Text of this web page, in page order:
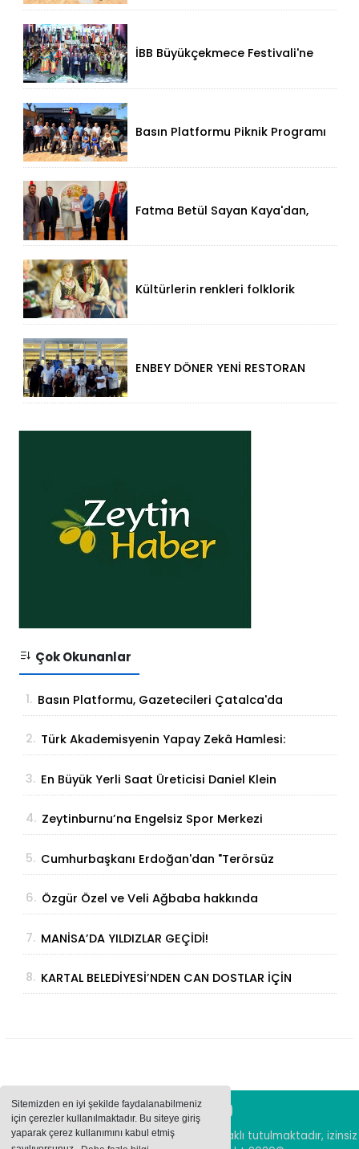
Sitemizden en iyi şekilde faydalanabilmeniz
için çerezler kullanılmaktadır. Bu siteye giriş
yaparak çerez kullanımını kabul etmiş
İBB Büyükçekmece Festivali'ne
Basın Platformu Piknik Programı
Fatma Betül Sayan Kaya'dan,
Kültürlerin renkleri folklorik
ENBEY DÖNER YENİ RESTORAN
Çok Okunanlar
1. Basın Platformu, Gazetecileri Çatalca'da
Buluşturdu
2. Türk Akademisyenin Yapay Zekâ Hamlesi:
3. En Büyük Yerli Saat Üreticisi Daniel Klein
İhracat Atağına Kalktı
4. Zeytinburnu’na Engelsiz Spor Merkezi
5. Cumhurbaşkanı Erdoğan'dan "Terörsüz
Türkiye" Açıklaması: "Milli Birliğimizi
Perçinleyecek"
6. Özgür Özel ve Veli Ağbaba hakkında
7. MANİSA’DA YILDIZLAR GEÇİDİ!
8. KARTAL BELEDİYESİ’NDEN CAN DOSTLAR İÇİN
Sitemizde bulunan içeriklerin tüm hakları saklı tutulmaktadır, izinsiz